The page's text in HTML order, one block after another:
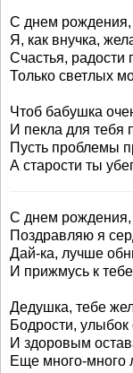
С днем
Я, как внучка,
Счастья, радости
Только светлых
Чтоб бабушка
И пекла для тебя
Пусть проблемы
А старости ты
С днем рождения,
Поздравляю я
Дай-ка, лучше
И прижмусь к
Дедушка, тебе
Бодрости, улыбок
И здоровым
Еще много-много